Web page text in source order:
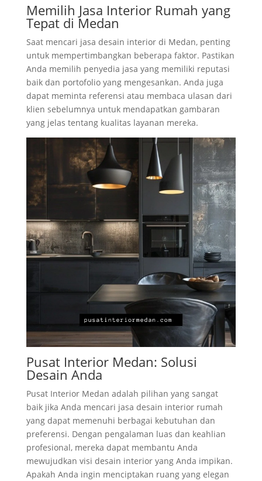
Memilih Jasa Interior Rumah yang
Tepat di Medan
Saat mencari jasa desain interior di Medan, penting
untuk mempertimbangkan beberapa faktor. Pastikan
Anda memilih penyedia jasa yang memiliki reputasi
baik dan portofolio yang mengesankan. Anda juga
dapat meminta referensi atau membaca ulasan dari
klien sebelumnya untuk mendapatkan gambaran
yang jelas tentang kualitas layanan mereka.
Pusat Interior Medan: Solusi
Desain Anda
Pusat Interior Medan adalah pilihan yang sangat
baik jika Anda mencari jasa desain interior rumah
yang dapat memenuhi berbagai kebutuhan dan
preferensi. Dengan pengalaman luas dan keahlian
profesional, mereka dapat membantu Anda
mewujudkan visi desain interior yang Anda impikan.
Apakah Anda ingin menciptakan ruang yang elegan